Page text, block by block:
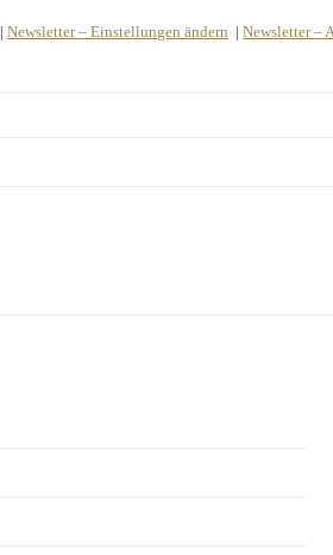
|Newsletter – Einstellungen ändern |Newsletter –